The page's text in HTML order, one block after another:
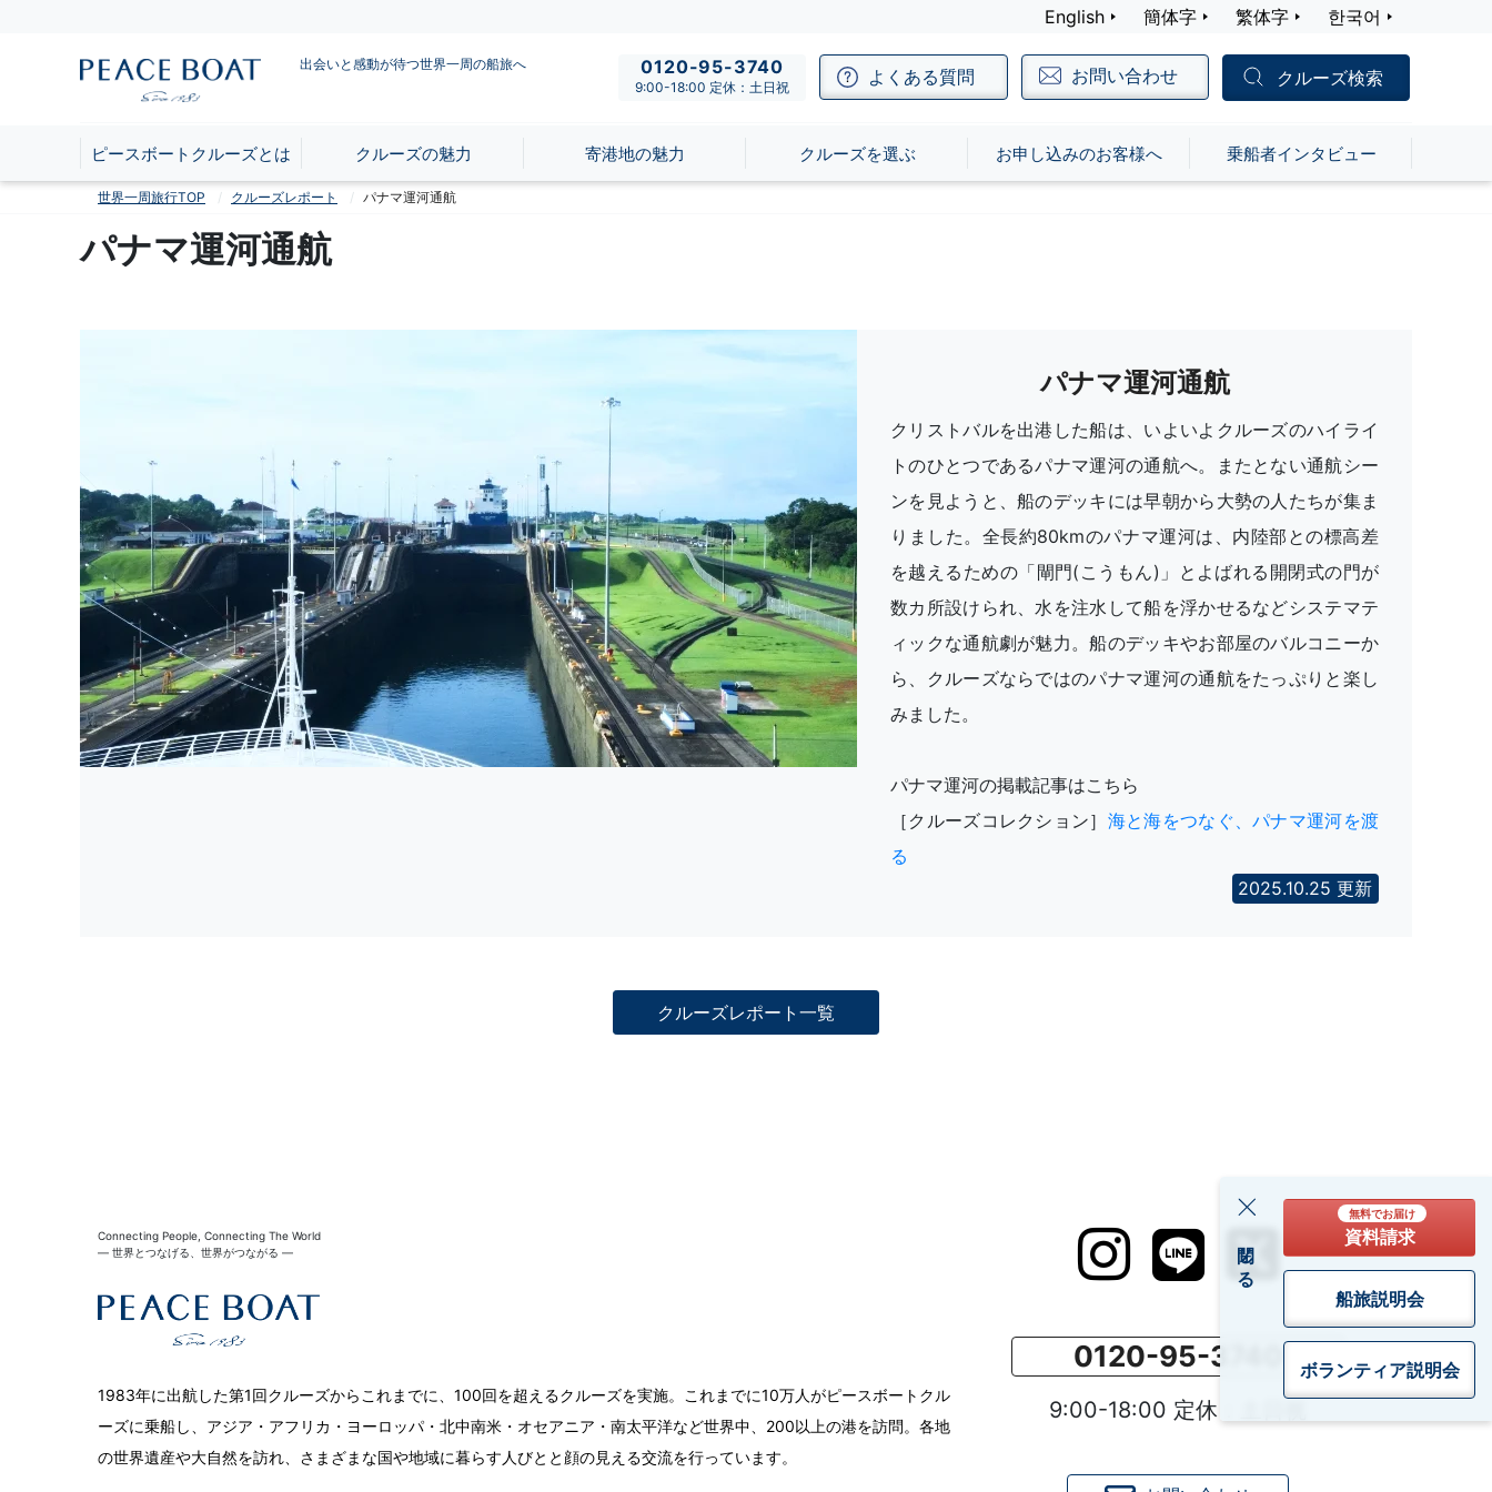
English 簡体字 繁体字 한국어
出会いと感動が待つ世界一周の船旅へ 0120-95-3740
9:00-18:00 定休：土日祝 よくある質問 お問い合わせ クルーズ検索
ピースボートクルーズとは クルーズの魅力 寄港地の魅力 クルーズを選ぶ お申し込みのお客様へ 乗船者インタビュー
閉じる
無料でお届け
資料請求
船旅説明会
ボランティア説明会
世界一周旅行TOP クルーズレポート パナマ運河通航
パナマ運河通航
パナマ運河通航
クリストバルを出港した船は、いよいよクルーズのハイライ
トのひとつであるパナマ運河の通航へ。またとない通航シー
ンを見ようと、船のデッキには早朝から大勢の人たちが集ま
りました。全長約80kmのパナマ運河は、内陸部との標高差
を越えるための「閘門(こうもん)」とよばれる開閉式の門が
数カ所設けられ、水を注水して船を浮かせるなどシステマテ
ィックな通航劇が魅力。船のデッキやお部屋のバルコニーか
ら、クルーズならではのパナマ運河の通航をたっぷりと楽し
みました。
パナマ運河の掲載記事はこちら
［クルーズコレクション］ 海と海をつなぐ、パナマ運河を渡
る
2025.10.25 更新
クルーズレポート一覧
0120-95-3740
9:00-18:00 定休：土日祝
Connecting People, Connecting The World
― 世界とつなげる、世界がつながる ―
1983年に出航した第1回クルーズからこれまでに、100回を超えるクルーズを実施。これまでに10万人がピースボートクル
ーズに乗船し、アジア・アフリカ・ヨーロッパ・北中南米・オセアニア・南太平洋など世界中、200以上の港を訪問。各地
の世界遺産や大自然を訪れ、さまざまな国や地域に暮らす人びとと顔の見える交流を行っています。